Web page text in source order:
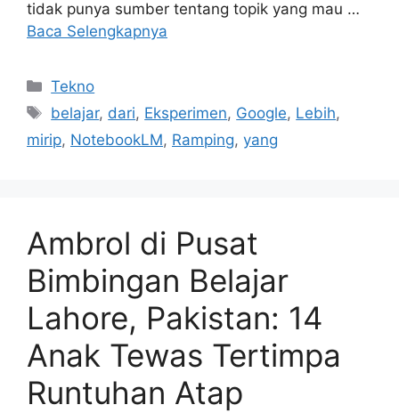
tidak punya sumber tentang topik yang mau …
Baca Selengkapnya
Kategori
Tekno
Tag
belajar, dari, Eksperimen, Google, Lebih,
mirip, NotebookLM, Ramping, yang
Ambrol di Pusat
Bimbingan Belajar
Lahore, Pakistan: 14
Anak Tewas Tertimpa
Runtuhan Atap